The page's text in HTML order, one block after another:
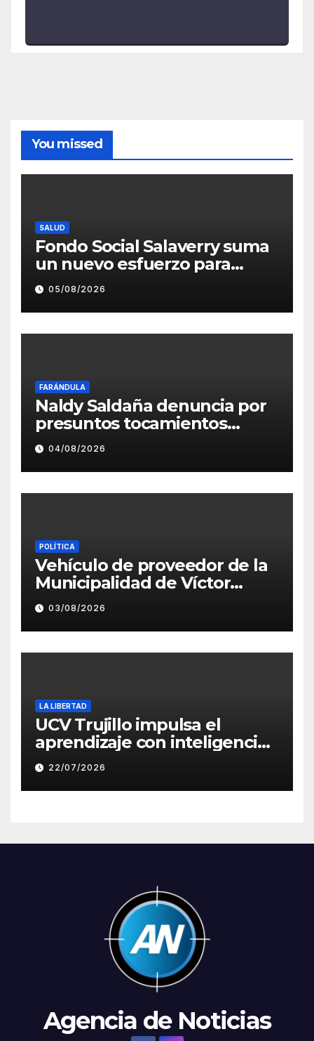
You missed
SALUD
Fondo Social Salaverry suma
un nuevo esfuerzo para
fortalecer la atención en el
Centro de Salud de Salaverry
05/08/2026
FARÁNDULA
Naldy Saldaña denuncia por
presuntos tocamientos
indebidos a director musical
de La Bella Luz
04/08/2026
POLÍTICA
Vehículo de proveedor de la
Municipalidad de Víctor
Larco aparece con publicidad
de campaña de León
Clement
03/08/2026
LA LIBERTAD
UCV Trujillo impulsa el
aprendizaje con inteligencia
artificial a través de Google
Gemini
22/07/2026
Agencia de Noticias